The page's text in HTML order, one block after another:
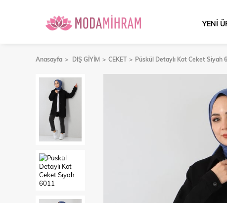
YENİ
Anasayfa DIŞ GİYİM CEKET Püskül Detaylı Kot Ceket Siyah